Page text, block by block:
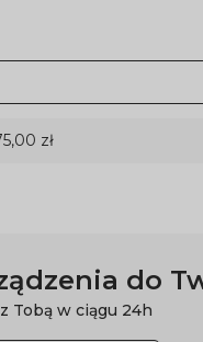
zł
do
Tobą w ciągu 24h